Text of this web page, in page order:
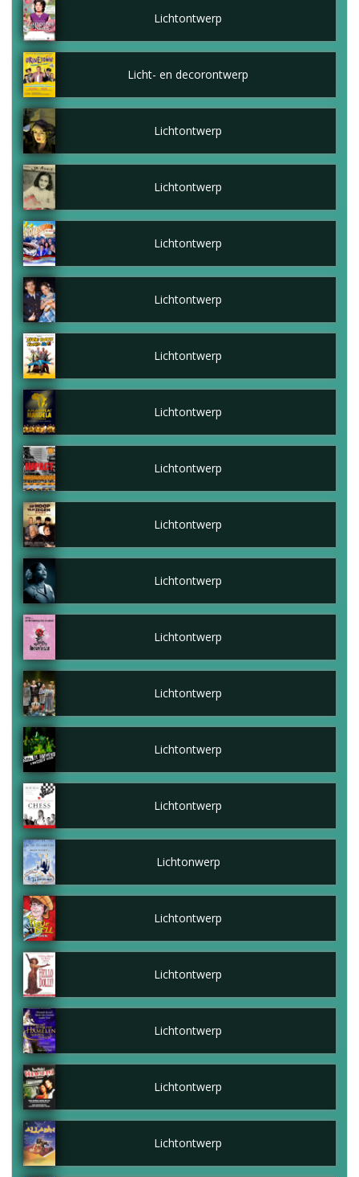
Lichtontwerp
Licht- en decorontwerp
Lichtontwerp
Lichtontwerp
Lichtontwerp
Lichtontwerp
Lichtontwerp
Lichtontwerp
Lichtontwerp
Lichtontwerp
Lichtontwerp
Lichtontwerp
Lichtontwerp
Lichtontwerp
Lichtontwerp
Lichtonwerp
Lichtontwerp
Lichtontwerp
Lichtontwerp
Lichtontwerp
Lichtontwerp